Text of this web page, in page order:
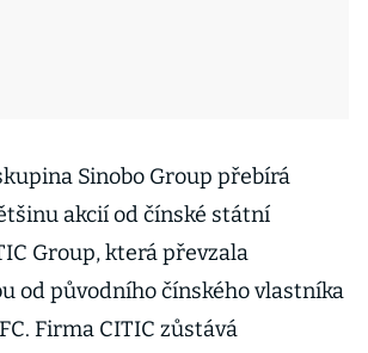
Sinobo Group přebírá
akcií od čínské státní
Group, která převzala
od původního čínského vlastníka
Firma CITIC zůstává